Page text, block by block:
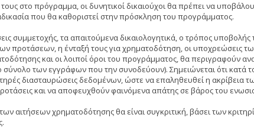
τους στο πρόγραμμα, οι δυνητικοί δικαιούχοι θα πρέπει να
που θα καθοριστεί στην πρόσκληση του προγράμματος.
συμμετοχής, τα απαιτούμενα δικαιολογητικά, ο τρόπος
προτάσεων, η ένταξή τους για χρηματοδότηση, οι υποχρεώσεις
και οι λοιποί όροι του προγράμματος, θα περιγραφούν
σύνολο των εγγράφων που την συνοδεύουν). Σημειώνεται ότι κατά
διασταυρώσεις δεδομένων, ώστε να επαληθευθεί η ακρίβεια
και να αποφευχθούν φαινόμενα απάτης σε βάρος του
αιτήσεων χρηματοδότησης θα είναι συγκριτική, βάσει των